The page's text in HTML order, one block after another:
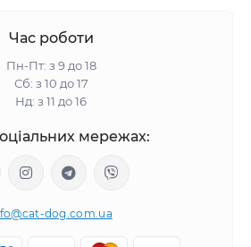
по 2 кг
по 1.25 кг
по 1 кг
Час роботи
Пн-Пт: з 9 до 18
Сб: з 10 до 17
Нд: з 11 до 16
мережах:
dog.com.ua